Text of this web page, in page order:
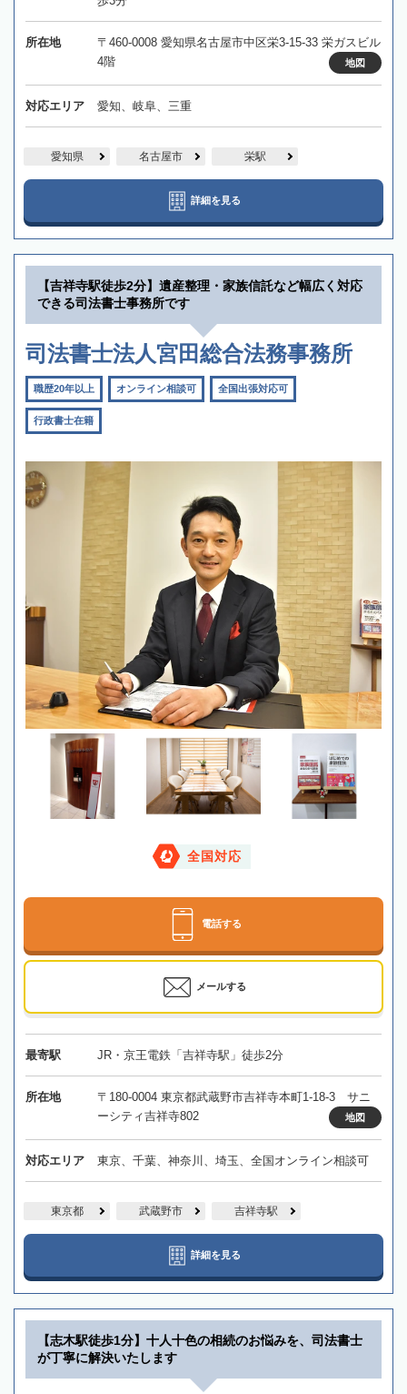
所在地
〒460-0008 愛知県名古屋市中区栄3-15-33 栄ガスビル
4階
地図
対応エリア 愛知、岐阜、三重
愛知県 名古屋市 栄駅
詳細を見る
【吉祥寺駅徒歩2分】遺産整理・家族信託など幅広く対応
できる司法書士事務所です
司法書士法人宮田総合法務事務所
職歴20年以上 オンライン相談可 全国出張対応可
行政書士在籍
全国対応
電話する
メールする
最寄駅 JR・京王電鉄「吉祥寺駅」徒歩2分
所在地
〒180-0004 東京都武蔵野市吉祥寺本町1-18-3 サニ
ーシティ吉祥寺802
地図
対応エリア 東京、千葉、神奈川、埼玉、全国オンライン相談可
東京都 武蔵野市 吉祥寺駅
詳細を見る
【志木駅徒歩1分】十人十色の相続のお悩みを、司法書士
が丁寧に解決いたします